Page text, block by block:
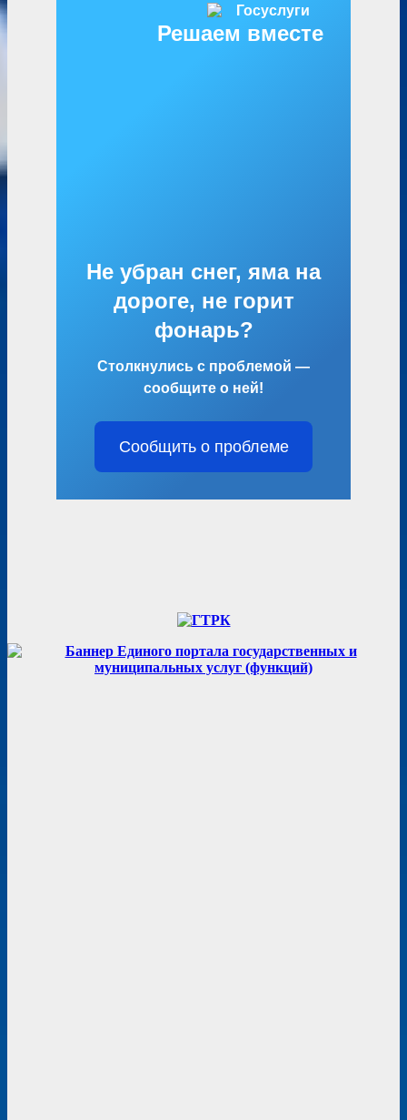
Решаем вместе
Не убран снег, яма на
дороге, не горит
фонарь?
Столкнулись с проблемой —
сообщите о ней!
Сообщить о проблеме